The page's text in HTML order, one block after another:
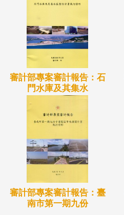
審計部專案審計報告：石
門水庫及其集水
審計部專案審計報告：臺
南市第一期九份